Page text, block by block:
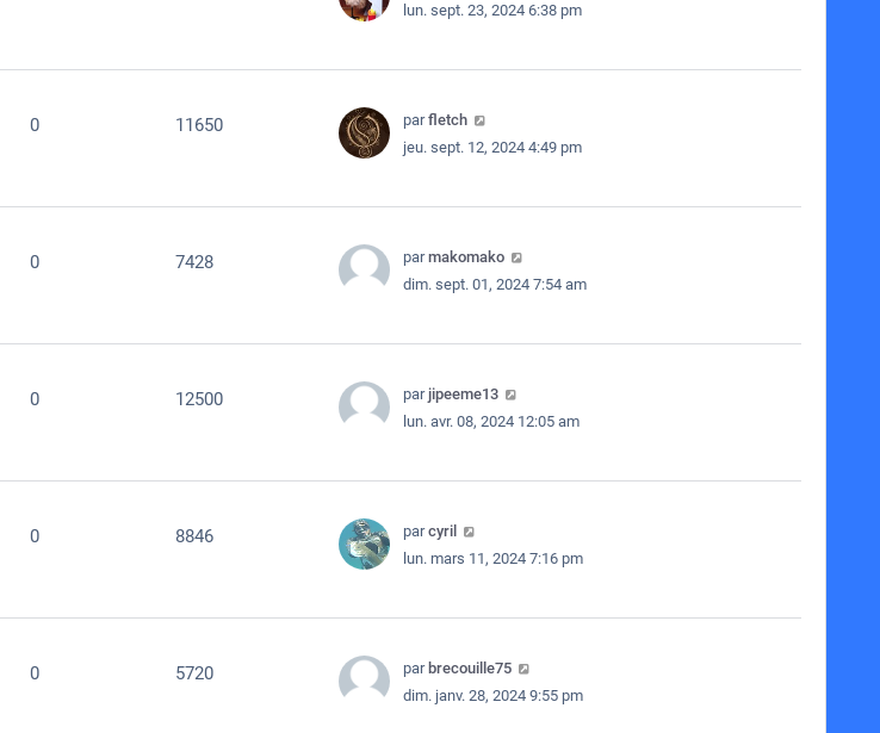
lun. sept. 23, 2024 6:38 pm
0 11650 parfletch
jeu. sept. 12, 2024 4:49 pm
0 7428 parmakomako
dim. sept. 01, 2024 7:54 am
0 12500 parjipeeme13
lun. avr. 08, 2024 12:05 am
0 8846 parcyril
lun. mars 11, 2024 7:16 pm
0 5720 par brecouille75
dim. janv. 28, 2024 9:55 pm